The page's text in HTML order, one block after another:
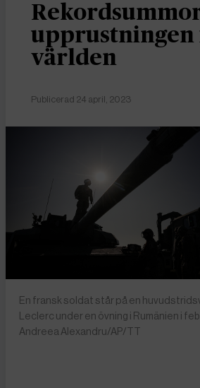
upprustningen
världen
Publicerad 24 april, 2023
En fransk soldat står på en
Leclerc under en övning i Rumänien i
Andreea Alexandru/AP/TT